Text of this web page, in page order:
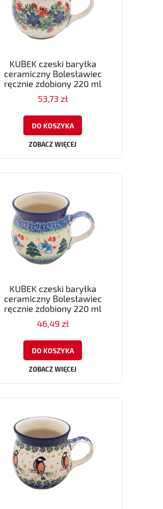
KUBEK czeski baryłka
ceramiczny Bolesławiec
ręcznie zdobiony 220 ml
53,73 zł
DO KOSZYKA
ZOBACZ WIĘCEJ
KUBEK czeski baryłka
ceramiczny Bolesławiec
ręcznie zdobiony 220 ml
46,49 zł
DO KOSZYKA
ZOBACZ WIĘCEJ